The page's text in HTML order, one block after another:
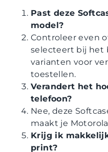
Past deze
model?
Controleer even
selecteert bij het
varianten voor
toestellen.
Verandert het
telefoon?
Nee, deze
maakt je
Krijg ik
print?